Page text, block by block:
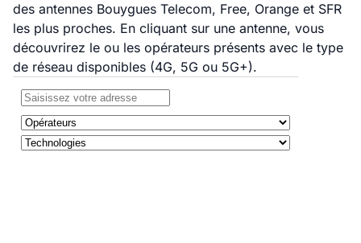
des antennes Bouygues Telecom, Free, Orange et SFR
les plus proches. En cliquant sur une antenne, vous
découvrirez le ou les opérateurs présents avec le type
de réseau disponibles (4G, 5G ou 5G+).